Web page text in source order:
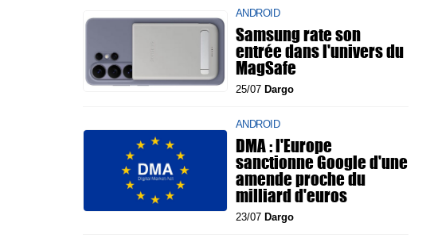
ANDROID
Samsung rate son
entrée dans l'univers du
MagSafe
25/07 Dargo
ANDROID
DMA : l'Europe
sanctionne Google d'une
amende proche du
milliard d'euros
23/07 Dargo